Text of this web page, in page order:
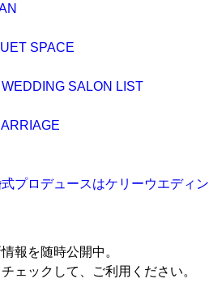
SPACE
WEDDING SALON LIST
プロデュースはケリーウエディン
報を随時公開中。
ェックして、ご利用ください。